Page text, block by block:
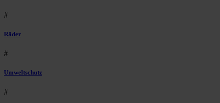
#
Räder
#
Umweltschutz
#